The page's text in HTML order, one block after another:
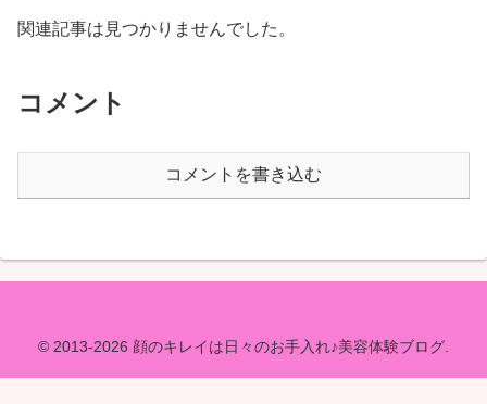
関連記事は見つかりませんでした。
コメント
コメントを書き込む
© 2013-2026 顔のキレイは日々のお手入れ♪美容体験ブログ.